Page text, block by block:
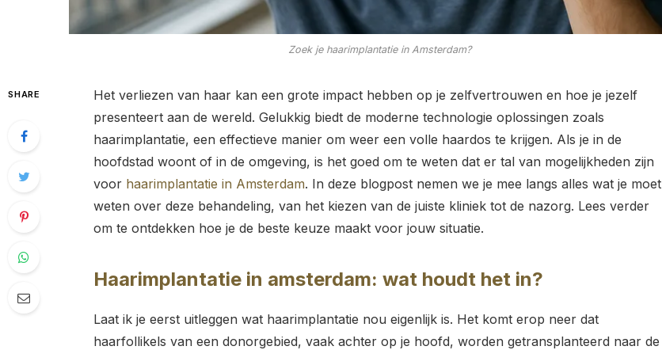
Zoek je haarimplantatie in Amsterdam?
SHARE
Het verliezen van haar kan een grote impact hebben op je zelfvertrouwen en hoe je jezelf
presenteert aan de wereld. Gelukkig biedt de moderne technologie oplossingen zoals
haarimplantatie, een effectieve manier om weer een volle haardos te krijgen. Als je in de
hoofdstad woont of in de omgeving, is het goed om te weten dat er tal van mogelijkheden zijn
voor haarimplantatie in Amsterdam. In deze blogpost nemen we je mee langs alles wat je moet
weten over deze behandeling, van het kiezen van de juiste kliniek tot de nazorg. Lees verder
om te ontdekken hoe je de beste keuze maakt voor jouw situatie.
Haarimplantatie in amsterdam: wat houdt het in?
Laat ik je eerst uitleggen wat haarimplantatie nou eigenlijk is. Het komt erop neer dat
haarfollikels van een donorgebied, vaak achter op je hoofd, worden getransplanteerd naar de